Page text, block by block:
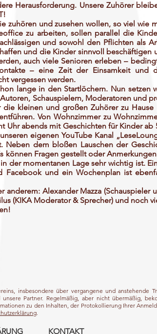
Herausforderung. Unsere Zuhörer
zuhören und zusehen wollen, so viel wie
zu arbeiten, sollen parallel die
und sowohl den Pflichten als
und die Kinder sinnvoll
auch viele Senioren erleben –
– eine Zeit der Einsamkeit und
vergessen werden.
lange in den Startlöchern. Nun setzen
Schauspielern, Moderatoren und
kleinen und großen Zuhörer zu
Von Wohnzimmer zu
Uhr abends mit Geschichten für Kinder ab
eigenen YouTube Kanal
Neben dem bloßen Lauschen der
können Fragen gestellt oder
der momentanen Lage sehr wichtig ist.
Facebook und ein Wochenplan ist
Alexander Mazza (Schauspieler
(KIKA Moderator & Sprecher) und noch
insbesondere über vergangene und anstehende
Partner. Regelmäßig, aber nicht übermäßig,
zu den Inhalten, der Protokollierung Ihrer
.
KONTAKT